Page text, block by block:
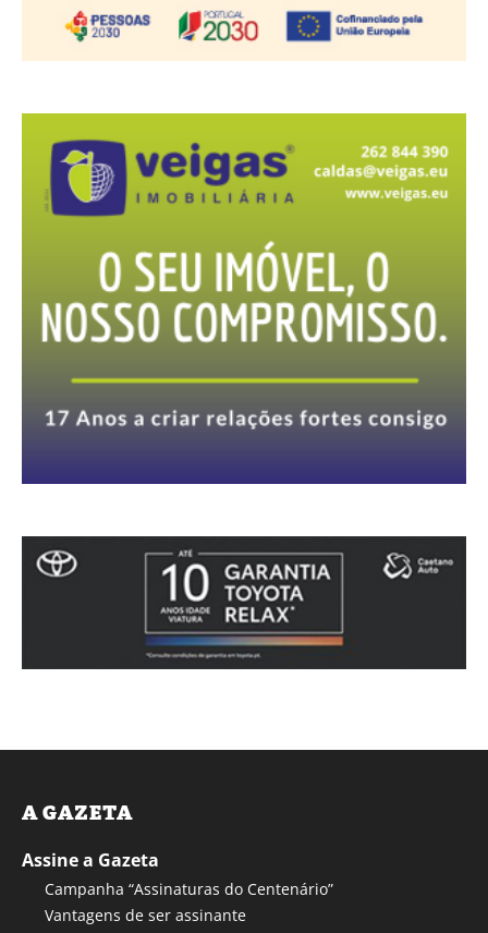
A GAZETA
Assine a Gazeta
Campanha “Assinaturas do Centenário”
Vantagens de ser assinante